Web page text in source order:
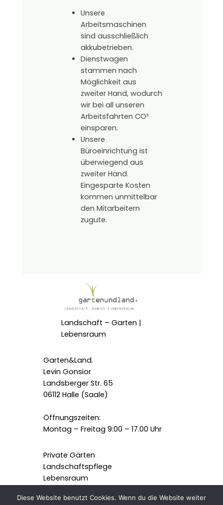
Unsere
Arbeitsmaschinen
sind ausschließlich
akkubetrieben.
Dienstwagen
stammen nach
Möglichkeit aus
zweiter Hand, wodurch
wir bei all unseren
Arbeitsfahrten CO²
einsparen.
Unsere
Büroeinrichtung ist
überwiegend aus
zweiter Hand.
Eingesparte Kosten
kommen unmittelbar
den Mitarbeitern
zugute.
Landschaft – Garten |
Lebensraum
Garten&Land.
Levin Gonsior
Landsberger Str. 65
06112 Halle (Saale)
Öffnungszeiten:
Montag – Freitag 9:00 – 17.00 Uhr
Private Gärten
Landschaftspflege
Lebensraum
Über uns
Diese Website benutzt Cookies. Wenn du die Website weiter